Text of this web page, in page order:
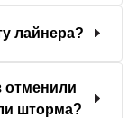
лайнера?
отменили
шторма?